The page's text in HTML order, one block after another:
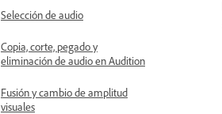
Selección de audio
Copia, corte, pegado y
eliminación de audio en Audition
Fusión y cambio de amplitud
visuales